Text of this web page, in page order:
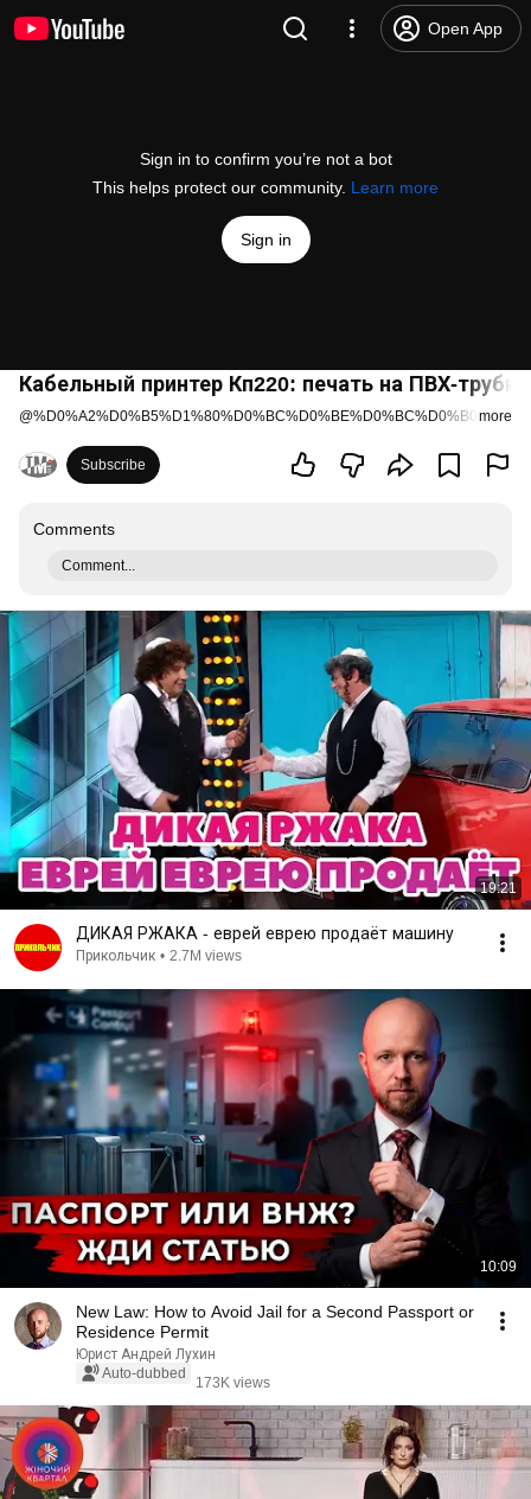
Open App
Sign in to confirm you’re not a bot
This helps protect our community. Learn more
Sign in
Кабельный принтер Кп220: печать на ПВХ-трубке
@ more
Subscribe
Comments
Comment...
19:21
ДИКАЯ РЖАКА - еврей еврею продаёт машину
Прикольчик • 2.7M views
10:09
New Law: How to Avoid Jail for a Second Passport or
Residence Permit
Юрист Андрей Лухин
Auto-dubbed
173K views